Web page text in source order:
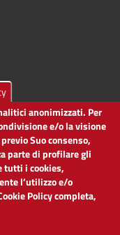
anonimizzati. Per
e/o la visione
Suo consenso,
parte di profilare gli
tutti i cookies,
l’utilizzo e/o
Policy completa,